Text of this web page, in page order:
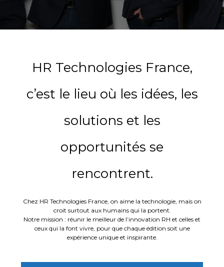
HR Technologies France,
c’est le lieu où les idées, les
solutions et les
opportunités se
rencontrent.
Chez HR Technologies France, on aime la technologie, mais on
croit surtout aux humains qui la portent.
Notre mission : réunir le meilleur de l’innovation RH et celles et
ceux qui la font vivre, pour que chaque édition soit une
expérience unique et inspirante.